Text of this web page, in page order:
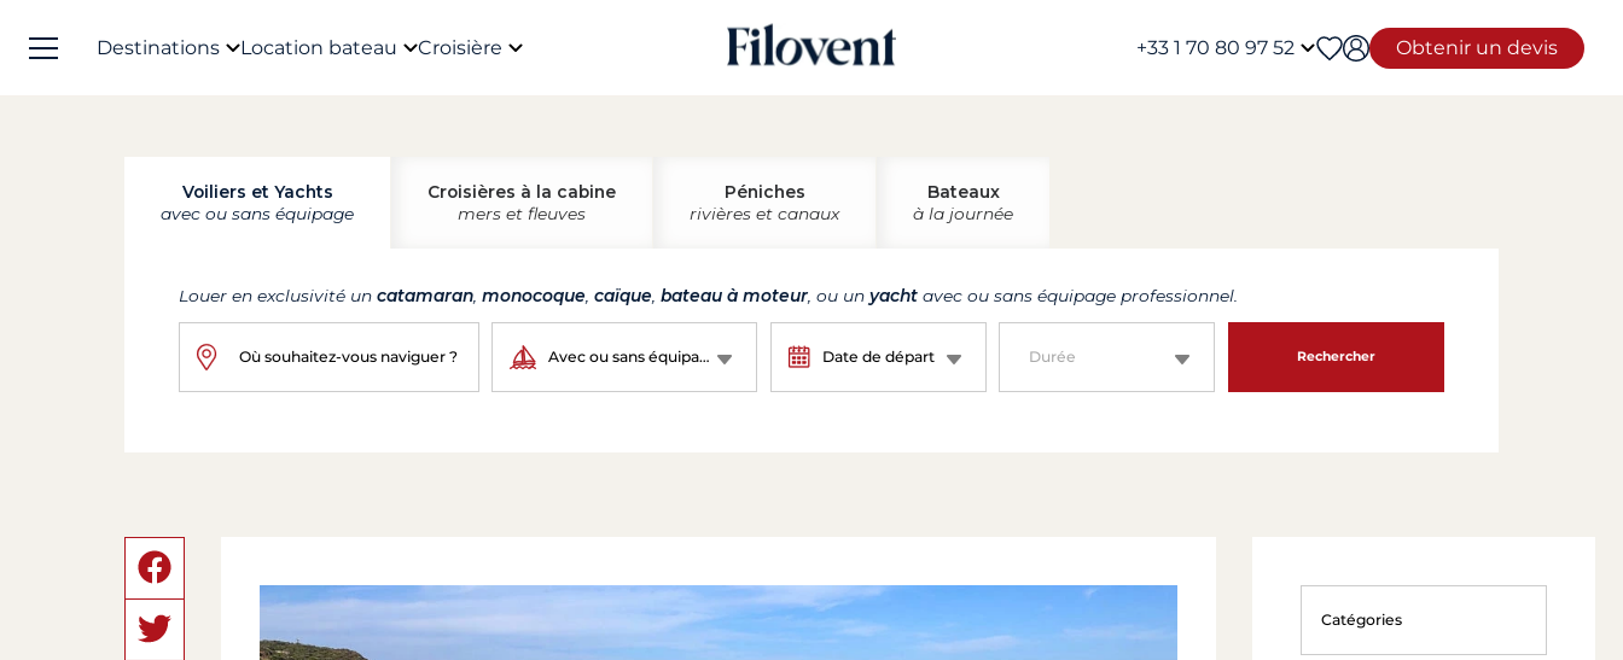
Destinations Location bateau Croisière +33 1 70 80 97 52 Obtenir un devis
Voiliers et Yachts
avec ou sans équipage
Croisières à la cabine
mers et fleuves
Péniches
rivières et canaux
Bateaux
à la journée
Louer en exclusivité un catamaran monocoque caïque bateau à moteur , ou un yacht avec ou sans équipage professionnel.
Avec ou sans équipage ? Date de départ Durée Rechercher